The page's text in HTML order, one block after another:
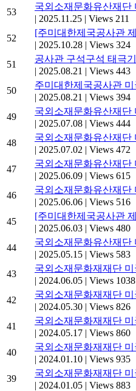
53
국외소재문화유산재단
| 2025.11.25 | Views 211
52
[주미대한제국공사관
| 2025.10.28 | Views 324
51
공사관 구석구석 태극
| 2025.08.21 | Views 443
50
주미대한제국공사관
| 2025.08.21 | Views 394
49
국외소재문화유산재단
| 2025.07.08 | Views 444
48
국외소재문화유산재단
| 2025.07.02 | Views 472
47
국외소재문화유산재단
| 2025.06.09 | Views 615
46
국외소재문화유산재단
| 2025.06.06 | Views 516
45
[주미대한제국공사관
| 2025.06.03 | Views 480
44
국외소재문화유산재단
| 2025.05.15 | Views 583
43
국외소재문화재재단
| 2024.06.05 | Views 1038
42
국외소재문화재재단
| 2024.05.30 | Views 826
41
국외소재문화재재단
| 2024.05.17 | Views 860
40
국외소재문화재재단
| 2024.01.10 | Views 935
39
국외소재문화재재단
| 2024.01.05 | Views 883